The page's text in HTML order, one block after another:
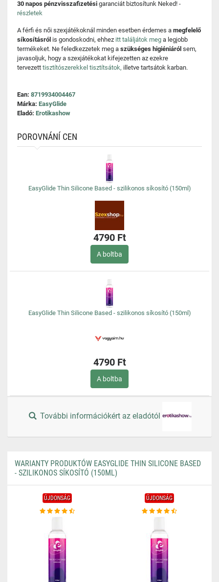
30 napos pénzvisszafizetési garanciát biztosítunk Neked! -
részletek
A férfi és női szexjátékoknál minden esetben érdemes a megfelelő
síkosításról is gondoskodni, ehhez itt találjátok meg a legjobb
termékeket. Ne feledkezzetek meg a szükséges higiéniáról sem,
javasoljuk, hogy a szexjátékokat kifejezetten az ezekre
tervezett tisztítószerekkel tisztítsátok, illetve tartsátok karban.
Ean: 8719934004467
Márka: EasyGlide
Eladó: Erotikashow
POROVNÁNÍ CEN
EasyGlide Thin Silicone Based - szilikonos síkosító (150ml)
4790 Ft
A boltba
EasyGlide Thin Silicone Based - szilikonos síkosító (150ml)
4790 Ft
A boltba
További információkért az eladótól
WARIANTY PRODUKTÓW EASYGLIDE THIN SILICONE BASED
- SZILIKONOS SÍKOSÍTÓ (150ML)
ÚJDONSÁG ÚJDONSÁG